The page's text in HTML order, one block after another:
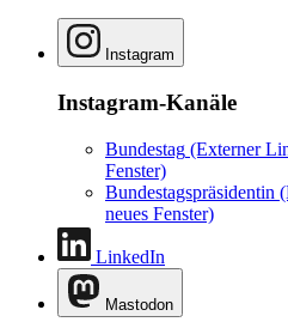
Instagram
Instagram-Kanäle
Bundestag (Externer
Fenster)
Bundestagspräsidentin
neues Fenster)
LinkedIn
Mastodon